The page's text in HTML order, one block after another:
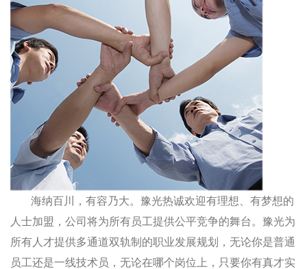
海纳百川，有容乃大。豫光热诚欢迎有理想、有梦想的
人士加盟，公司将为所有员工提供公平竞争的舞台。豫光为
所有人才提供多通道双轨制的职业发展规划，无论你是普通
员工还是一线技术员，无论在哪个岗位上，只要你有真才实